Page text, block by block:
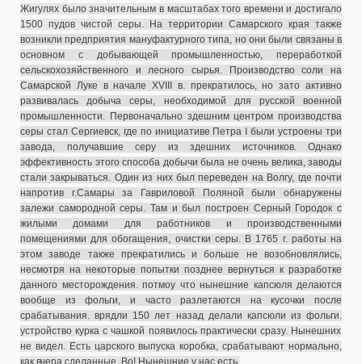
Жигулях было значительным в масштабах того времени и достигало
1500 пудов чистой серы. На территории Самарского края также
возникли предприятия мануфактурного типа, но они были связаны в
основном с добывающей промышленностью, переработкой
сельскохозяйственного и лесного сырья. Производство соли на
Самарской Луке в начале XVIII в. прекратилось, но зато активно
развивалась добыча серы, необходимой для русской военной
промышленности. Первоначально здешним центром производства
серы стал Сергиевск, где по инициативе Петра I были устроены три
завода, получавшие серу из здешних источников. Однако
эффективность этого способа добычи была не очень велика, заводы
стали закрываться. Один из них был переведен на Волгу, где почти
напротив г.Самары за Гавриловой Поляной были обнаружены
залежи самородной серы. Там и был построен Серный Городок с
жилыми домами для работников и производственными
помещениями для обогащения, очистки серы. В 1765 г. работы на
этом заводе также прекратились и больше не возобновлялись,
несмотря на некоторые попытки позднее вернуться к разработке
данного месторождения. потмоу что нынешние капсюля делаются
вообще из фольги, и часто разлетаются на кусочки после
срабатывания. врядли 150 лет назад делали капсюли из фольги.
устройство курка с чашкой появилось практически сразу. Нынешних
не видел. Есть царского выпуска коробка, срабатывают нормально,
как вчера сделанные. Во! Нынешние у нас есть.